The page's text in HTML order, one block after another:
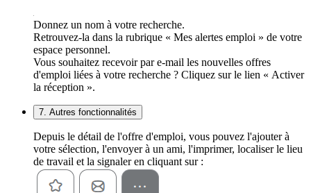
Donnez un nom à votre recherche.
Retrouvez-la dans la rubrique « Mes alertes emploi » de votre
espace personnel.
Vous souhaitez recevoir par e-mail les nouvelles offres
d'emploi liées à votre recherche ? Cliquez sur le lien « Activer
la réception ».
7. Autres fonctionnalités
Depuis le détail de l'offre d'emploi, vous pouvez l'ajouter à
votre sélection, l'envoyer à un ami, l'imprimer, localiser le lieu
de travail et la signaler en cliquant sur :